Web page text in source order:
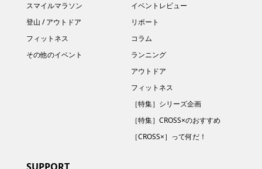
スマイルマラソン
登山 / アウトドア
フィットネス
その他のイベント
イベントレビュー
リポート
コラム
ランニング
アウトドア
フィットネス
［特集］シリーズ企画
［特集］CROSS×のおすすめ
［CROSS×］って何だ！
SUPPORT